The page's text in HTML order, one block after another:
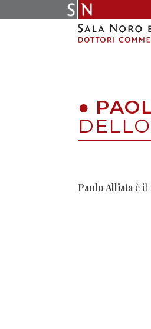
to
●
DELLO
Paolo Alliata è il